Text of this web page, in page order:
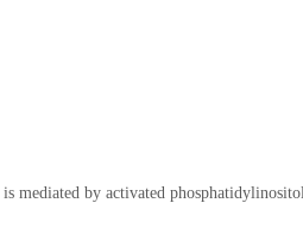
mediated by activated